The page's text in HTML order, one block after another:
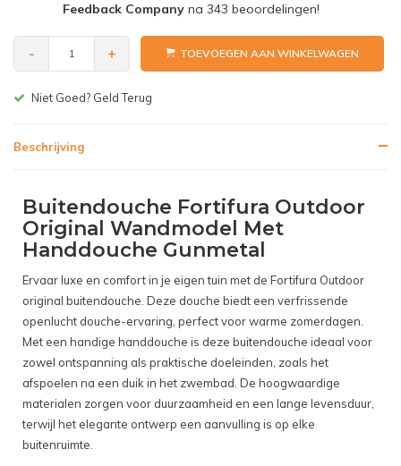
Feedback Companyna 343 beoordelingen!
- + TOEVOEGEN AAN WINKELWAGEN
Gratis bezorgen v.a. € 150,-(NL)
Beschrijving
Buitendouche Fortifura Outdoor
Original Wandmodel Met
Handdouche Gunmetal
Ervaar luxe en comfort in je eigen tuin met de Fortifura Outdoor
original buitendouche. Deze douche biedt een verfrissende
openlucht douche-ervaring, perfect voor warme zomerdagen.
Met een handige handdouche is deze buitendouche ideaal voor
zowel ontspanning als praktische doeleinden, zoals het
afspoelen na een duik in het zwembad. De hoogwaardige
materialen zorgen voor duurzaamheid en een lange levensduur,
terwijl het elegante ontwerp een aanvulling is op elke
buitenruimte.